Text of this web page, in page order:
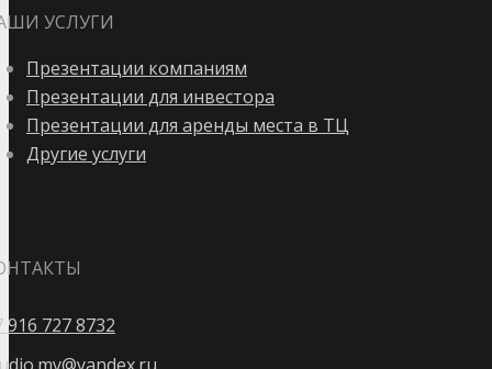
УСЛУГИ
Презентации компаниям
Презентации для инвестора
Презентации для аренды места в ТЦ
Другие услуги
916 727 8732